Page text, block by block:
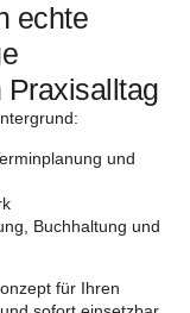
echte
Praxisalltag
und
Buchhaltung und
für Ihren